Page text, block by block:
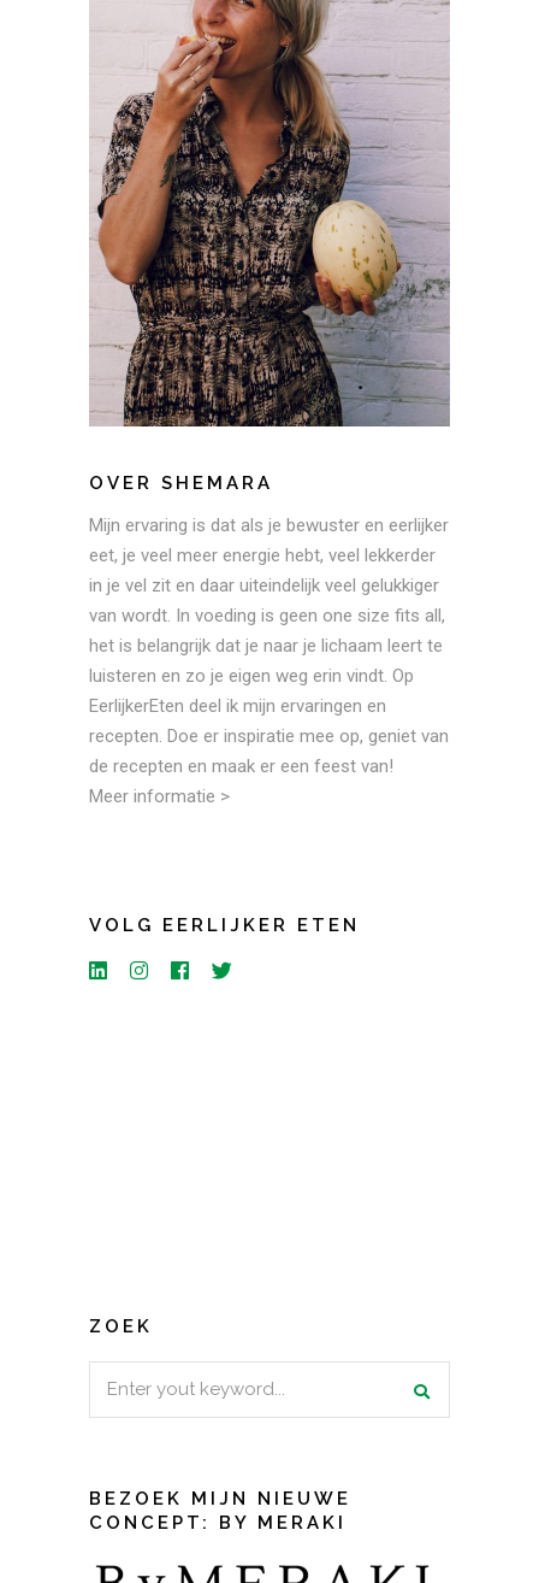
OVER SHEMARA
Mijn ervaring is dat als je bewuster en eerlijker
eet, je veel meer energie hebt, veel lekkerder
in je vel zit en daar uiteindelijk veel gelukkiger
van wordt. In voeding is geen one size fits all,
het is belangrijk dat je naar je lichaam leert te
luisteren en zo je eigen weg erin vindt. Op
EerlijkerEten deel ik mijn ervaringen en
recepten. Doe er inspiratie mee op, geniet van
de recepten en maak er een feest van!
Meer informatie >
VOLG EERLIJKER ETEN
ZOEK
BEZOEK MIJN NIEUWE
CONCEPT: BY MERAKI